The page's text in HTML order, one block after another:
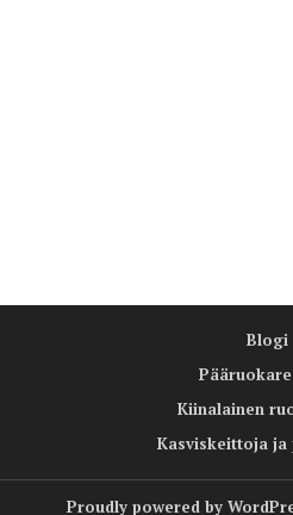
Blogi
Kiinalainen
Kasviskeittoja ja
Proudly powered by